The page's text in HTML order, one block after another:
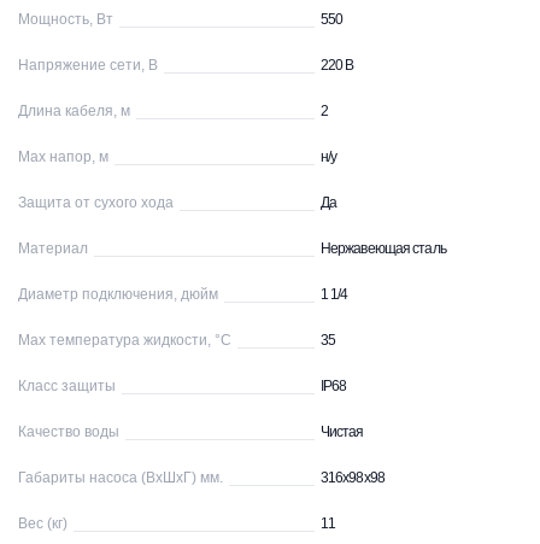
Мощность, Вт 550
Напряжение сети, В 220 В
Длина кабеля, м 2
Max напор, м н/у
Защита от сухого хода Да
Материал Нержавеющая сталь
Диаметр подключения, дюйм 1 1/4
Max температура жидкости, °С 35
Класс защиты IP68
Качество воды Чистая
Габариты насоса (ВхШхГ) мм. 316x98x98
Вес (кг) 11